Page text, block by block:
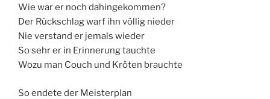
Wie war er noch dahingekommen?
Der Rückschlag warf ihn völlig nieder
Nie verstand er jemals wieder
So sehr er in Erinnerung tauchte
Wozu man Couch und Kröten brauchte
So endete der Meisterplan